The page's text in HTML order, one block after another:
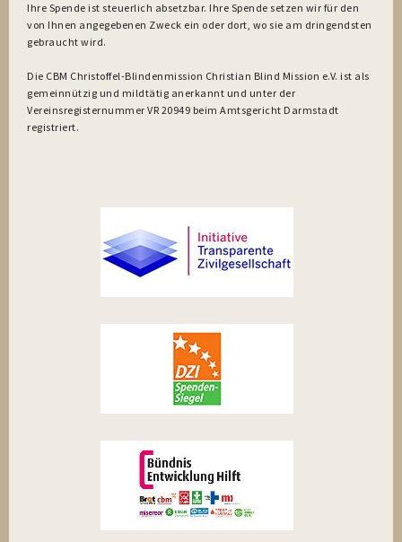
Ihre Spende ist steuerlich absetzbar. Ihre Spende setzen wir für den
von Ihnen angegebenen Zweck ein oder dort, wo sie am dringendsten
gebraucht wird.
Die CBM Christoffel-Blindenmission Christian Blind Mission e.V. ist als
gemeinnützig und mildtätig anerkannt und unter der
Vereinsregisternummer VR 20949 beim Amtsgericht Darmstadt
registriert.